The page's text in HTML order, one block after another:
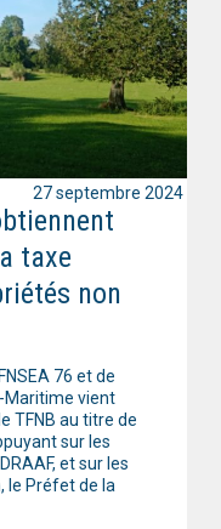
taxe
non
76 et de
Maritime vient
TFNB au titre de
sur les
et sur les
le Préfet de la
27 septembre 2024